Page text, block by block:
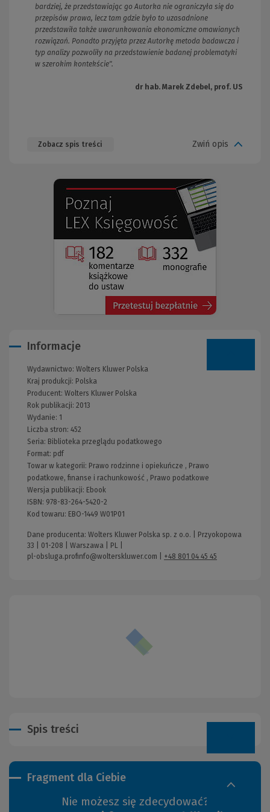
bardziej, że przedstawiając go Autorka nie ograniczyła się do
przepisów prawa, lecz tam gdzie było to uzasadnione
przedstawiła także uwarunkowania ekonomiczne omawianych
rozwiązań. Ponadto przyjęta przez Autorkę metoda badawcza i
typ analizy pozwoliły na przedstawienie badanej problematyki
w szerokim kontekście".
dr hab. Marek Zdebel, prof. US
Zobacz spis treści Zwiń opis
Fragment dla Ciebie
Nie możesz się zdecydować?
Informacje
Wydawnictwo: Wolters Kluwer Polska
Kraj produkcji: Polska
Producent: Wolters Kluwer Polska
Rok publikacji: 2013
Wydanie: 1
Liczba stron: 452
Seria: Biblioteka przeglądu podatkowego
Format: pdf
Towar w kategorii: Prawo rodzinne i opiekuńcze , Prawo
podatkowe, finanse i rachunkowość , Prawo podatkowe
Wersja publikacji: Ebook
ISBN: 978-83-264-5420-2
Kod towaru: EBO-1449 W01P01
Dane producenta: Wolters Kluwer Polska sp. z o.o. | Przyokopowa
33 | 01-208 | Warszawa | PL |
pl-obsluga.profinfo@wolterskluwer.com
+48 801 04 45 45
Spis treści